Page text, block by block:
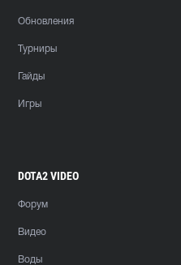
Обновления
Турниры
Гайды
Игры
DOTA2 VIDEO
Форум
Видео
Воды